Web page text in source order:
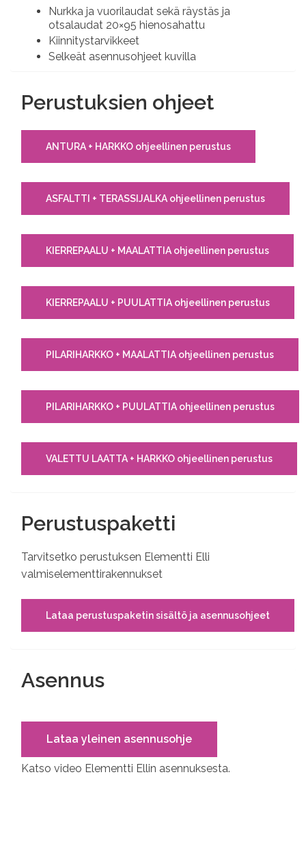
Nurkka ja vuorilaudat sekä räystäs ja
otsalaudat 20×95 hienosahattu
Kiinnitystarvikkeet
Selkeät asennusohjeet kuvilla
Perustuksien ohjeet
ANTURA + HARKKO ohjeellinen perustus
ASFALTTI + TERASSIJALKA ohjeellinen perustus
KIERREPAALU + MAALATTIA ohjeellinen perustus
KIERREPAALU + PUULATTIA ohjeellinen perustus
PILARIHARKKO + MAALATTIA ohjeellinen perustus
PILARIHARKKO + PUULATTIA ohjeellinen perustus
VALETTU LAATTA + HARKKO ohjeellinen perustus
Perustuspaketti
Tarvitsetko perustuksen Elementti Elli
valmiselementtirakennukset
Lataa perustuspaketin sisältö ja asennusohjeet
Asennus
Lataa yleinen asennusohje
Katso video Elementti Ellin asennuksesta.